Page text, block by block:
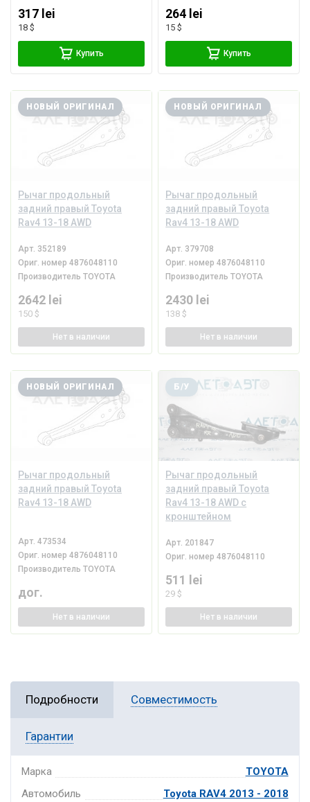
317 lei
18 $
Купить
264 lei
15 $
Купить
Рычаг продольный
задний правый Toyota
Rav4 13-18 AWD
НОВЫЙ ОРИГИНАЛ
Арт. 352189
Ориг. номер4876048110
ПроизводительTOYOTA
2642 lei
150 $
Нет в наличии
Рычаг продольный
задний правый Toyota
Rav4 13-18 AWD
НОВЫЙ ОРИГИНАЛ
Арт. 379708
Ориг. номер4876048110
ПроизводительTOYOTA
2430 lei
138 $
Нет в наличии
Рычаг продольный
задний правый Toyota
Rav4 13-18 AWD
НОВЫЙ ОРИГИНАЛ
Арт.473534
Ориг. номер4876048110
ПроизводительTOYOTA
дог.
Нет в наличии
Рычаг продольный
задний правый Toyota
Rav4 13-18 AWD с
кронштейном
Б/У
Арт. 201847
Ориг. номер4876048110
511 lei
29 $
Нет в наличии
Подробности Совместимость
Гарантии
Марка
TOYOTA
Автомобиль
Toyota RAV4 2013 - 2018